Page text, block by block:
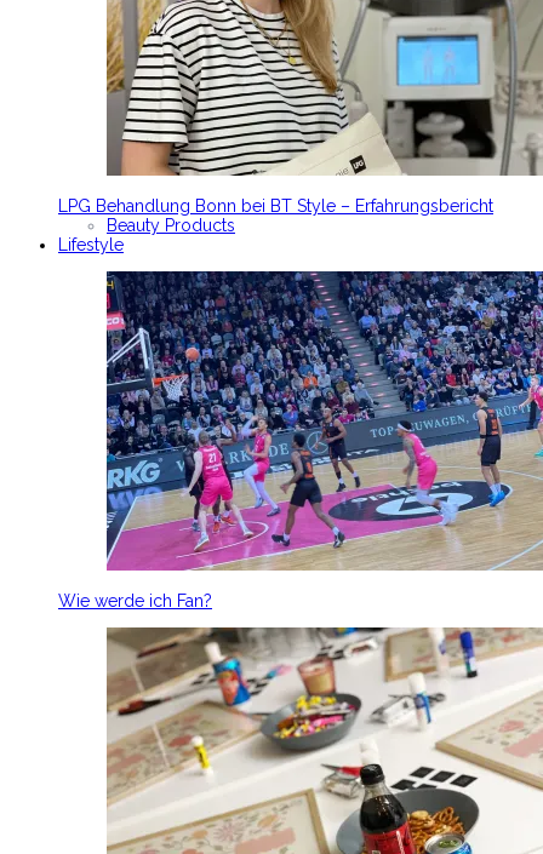
LPG Behandlung Bonn bei BT Style – Erfahrungsbericht
Beauty Products
Lifestyle
Wie werde ich Fan?